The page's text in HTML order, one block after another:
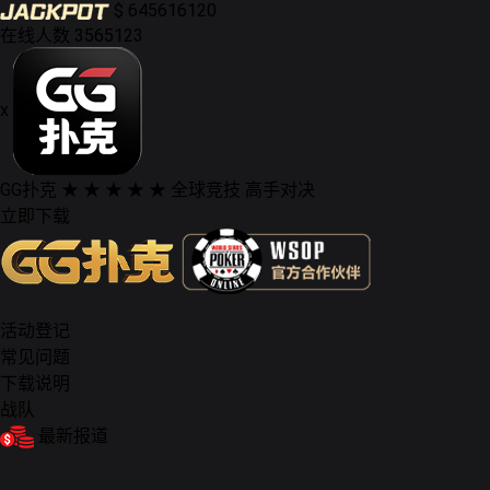
$ 645616120
在线人数 3565123
x
GG扑克 ★ ★ ★ ★ ★ 全球竞技 高手对决
立即下载
活动登记
常见问题
下载说明
战队
最新报道